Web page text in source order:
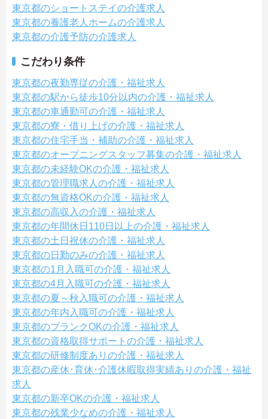
東京都のショートステイの介護求人
東京都の養護老人ホームの介護求人
東京都の介護予防の介護求人
こだわり条件
東京都の夜勤専従の介護・福祉求人
東京都の駅から徒歩10分以内の介護・福祉求人
東京都の車通勤可の介護・福祉求人
東京都の寮・借り上げの介護・福祉求人
東京都の住宅手当・補助の介護・福祉求人
東京都のオープニングスタッフ募集の介護・福祉求人
東京都の未経験OKの介護・福祉求人
東京都の管理職求人の介護・福祉求人
東京都の無資格OKの介護・福祉求人
東京都の高収入の介護・福祉求人
東京都の年間休日110日以上の介護・福祉求人
東京都の土日祝休の介護・福祉求人
東京都の日勤のみの介護・福祉求人
東京都の1月入職可の介護・福祉求人
東京都の4月入職可の介護・福祉求人
東京都の夏～秋入職可の介護・福祉求人
東京都の年内入職可の介護・福祉求人
東京都のブランクOKの介護・福祉求人
東京都の資格取得サポートの介護・福祉求人
東京都の研修制度ありの介護・福祉求人
東京都の産休･育休･介護休暇取得実績ありの介護・福祉
求人
東京都の新卒OKの介護・福祉求人
東京都の残業少なめの介護・福祉求人